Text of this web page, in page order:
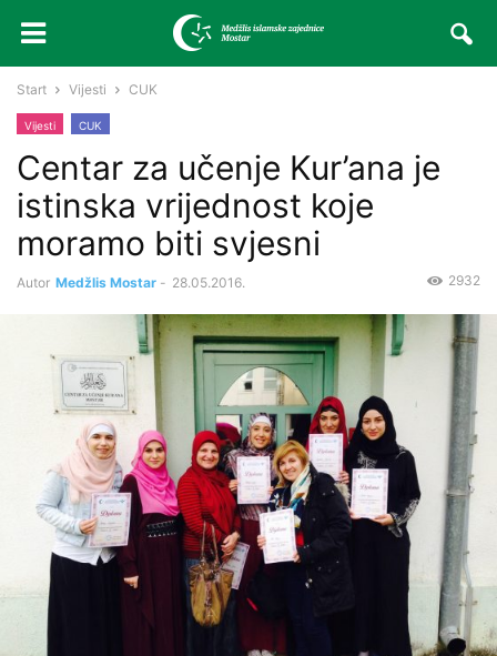
Start Vijesti CUK
Vijesti CUK
Centar za učenje Kur’ana je
istinska vrijednost koje
moramo biti svjesni
Autor Medžlis Mostar - 28.05.2016. 2932